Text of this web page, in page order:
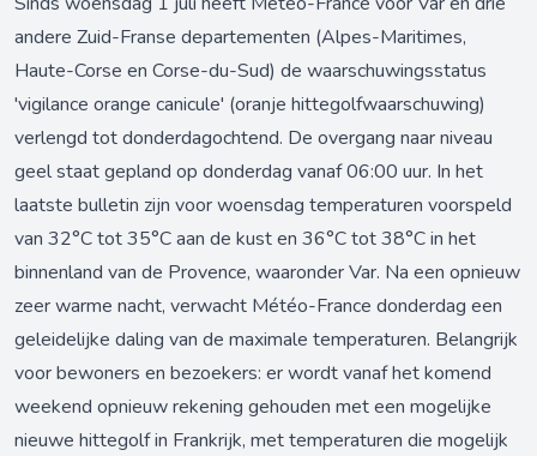
andere Zuid-Franse departementen (Alpes-Maritimes,
Haute-Corse en Corse-du-Sud) de waarschuwingsstatus
'vigilance orange canicule' (oranje hittegolfwaarschuwing)
verlengd tot donderdagochtend. De overgang naar niveau
geel staat gepland op donderdag vanaf 06:00 uur. In het
laatste bulletin zijn voor woensdag temperaturen voorspeld
van 32°C tot 35°C aan de kust en 36°C tot 38°C in het
binnenland van de Provence, waaronder Var. Na een opnieuw
zeer warme nacht, verwacht Météo-France donderdag een
geleidelijke daling van de maximale temperaturen. Belangrijk
voor bewoners en bezoekers: er wordt vanaf het komend
weekend opnieuw rekening gehouden met een mogelijke
nieuwe hittegolf in Frankrijk, met temperaturen die mogelijk